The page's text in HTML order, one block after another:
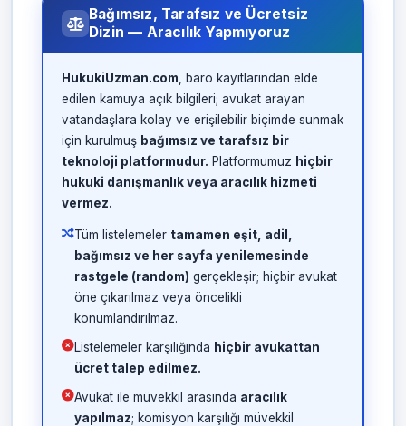
Bağımsız, Tarafsız ve Ücretsiz
Dizin — Aracılık Yapmıyoruz
HukukiUzman.com , baro kayıtlarından elde
edilen kamuya açık bilgileri; avukat arayan
vatandaşlara kolay ve erişilebilir biçimde sunmak
için kurulmuş bağımsız ve tarafsız bir
teknoloji platformudur. Platformumuz hiçbir
hukuki danışmanlık veya aracılık hizmeti
vermez.
Tüm listelemeler tamamen eşit, adil,
bağımsız ve her sayfa yenilemesinde
rastgele (random) gerçekleşir; hiçbir avukat
öne çıkarılmaz veya öncelikli
konumlandırılmaz.
Listelemeler karşılığında hiçbir avukattan
ücret talep edilmez.
Avukat ile müvekkil arasında aracılık
yapılmaz; komisyon karşılığı müvekkil